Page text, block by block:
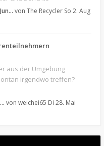
von The Recycler So 2. Aug
aus der Umgebung
irgendwo treffen?
von weichei65 Di 28. Mai